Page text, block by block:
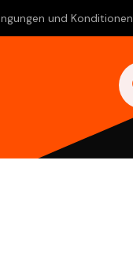
und Konditionen